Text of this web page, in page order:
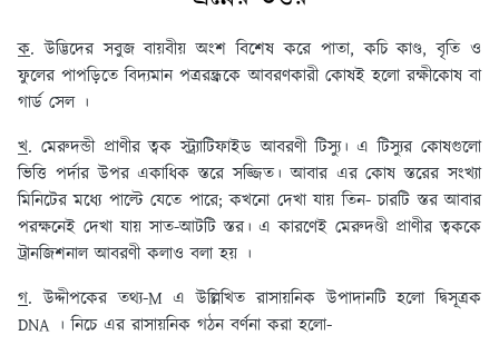
ক. উদ্ভিদের সবুজ বায়বীয় অংশ বিশেষ করে পাতা, কচি কাণ্ড, বৃতি ও
ফুলের পাপড়িতে বিদ্যমান পত্ররন্ধ্রকে আবরণকারী কোষই হলো রক্ষীকোষ বা
গার্ড সেল ।
খ. মেরুদন্ডী প্রাণীর ত্বক স্ট্র্যাটিফাইড আবরণী টিস্যু। এ টিস্যুর কোষগুলো
ভিত্তি পর্দার উপর একাধিক স্তরে সজ্জিত। আবার এর কোষ স্তরের সংখ্যা
মিনিটের মধ্যে পাল্টে যেতে পারে; কখনো দেখা যায় তিন- চারটি স্তর আবার
পরক্ষনেই দেখা যায় সাত-আটটি স্তর। এ কারণেই মেরুদণ্ডী প্রাণীর ত্বককে
ট্রানজিশনাল আবরণী কলাও বলা হয় ।
গ. উদ্দীপকের তথ্য-M এ উল্লিখিত রাসায়নিক উপাদানটি হলো দ্বিসূত্রক
DNA । নিচে এর রাসায়নিক গঠন বর্ণনা করা হলো-